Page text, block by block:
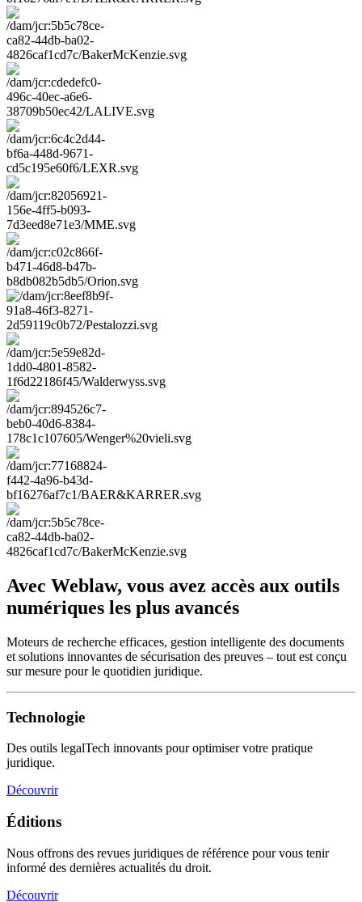
Avec Weblaw, vous avez accès aux outils
numériques les plus avancés
Moteurs de recherche efficaces, gestion intelligente des documents
et solutions innovantes de sécurisation des preuves – tout est conçu
sur mesure pour le quotidien juridique.
Technologie
Des outils legalTech innovants pour optimiser votre pratique
juridique.
Découvrir
Éditions
Nous offrons des revues juridiques de référence pour vous tenir
informé des dernières actualités du droit.
Découvrir